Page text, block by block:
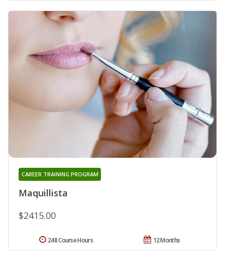
Maquillista
CAREER TRAINING PROGRAM
$2415.00
12 Months
248 Course Hours